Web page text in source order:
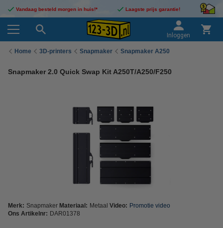
Vandaag besteld morgen in huis!* Laagste prijs garantie!
Inloggen
Home 3D-printers Snapmaker Snapmaker A250
Snapmaker 2.0 Quick Swap Kit A250T/A250/F250
Merk: Snapmaker Materiaal: Metaal Video: Promotie video
Ons Artikelnr: DAR01378